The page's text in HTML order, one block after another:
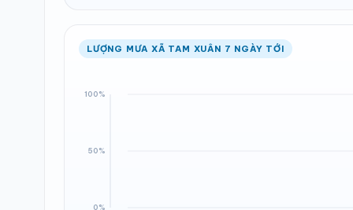
LƯỢNG MƯA XÃ TAM XUÂN 7 NGÀY TỚI